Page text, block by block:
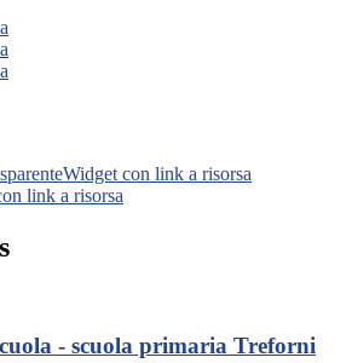
Widget con link a risorsa
link a risorsa
- scuola primaria Treforni